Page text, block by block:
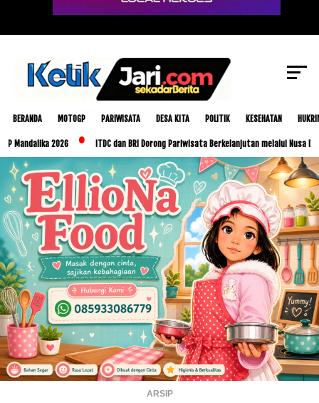
BERANDA MOTOGP PARIWISATA DESA KITA POLITIK KESEHATAN
2026 ITDC dan BRI Dorong Pariwisata Berkelanjutan melalui Nusa Dua Eco
ARSIP